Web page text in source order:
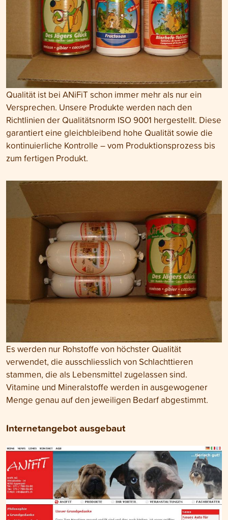
Qualität ist bei ANiFiT schon immer mehr als nur ein
Versprechen. Unsere Produkte werden nach den
Richtlinien der Qualitätsnorm ISO 9001 hergestellt. Diese
garantiert eine gleichbleibend hohe Qualität sowie die
kontinuierliche Kontrolle – vom Produktionsprozess bis
zum fertigen Produkt.
Es werden nur Rohstoffe von höchster Qualität
verwendet, die ausschliesslich von Schlachttieren
stammen, die als Lebensmittel zugelassen sind.
Vitamine und Mineralstoffe werden in ausgewogener
Menge genau auf den jeweiligen Bedarf abgestimmt.
Internetangebot ausgebaut